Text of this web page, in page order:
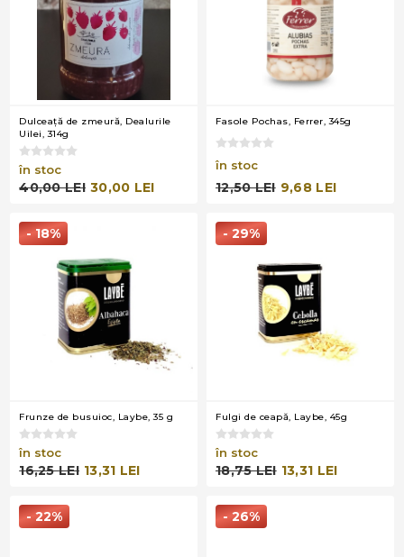
Dulceaţă de zmeură, Dealurile
Uilei, 314g
în stoc
40,00 LEI 30,00 LEI
Fasole Pochas, Ferrer, 345g
în stoc
12,50 LEI 9,68 LEI
- 18%
Frunze de busuioc, Laybe, 35 g
în stoc
16,25 LEI 13,31 LEI
- 29%
Fulgi de ceapă, Laybe, 45g
în stoc
18,75 LEI 13,31 LEI
- 22% - 26%